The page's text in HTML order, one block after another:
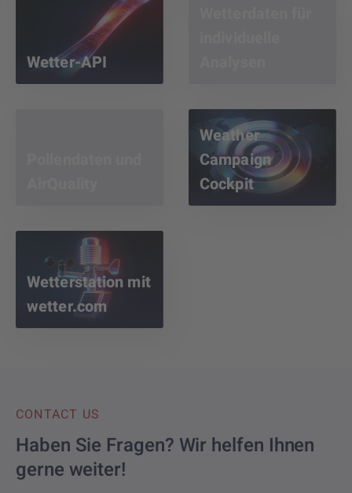
Wetter-API
Weather
Campaign
Cockpit
Wetterstation mit
wetter.com
CONTACT US
Haben Sie Fragen? Wir helfen Ihnen
gerne weiter!